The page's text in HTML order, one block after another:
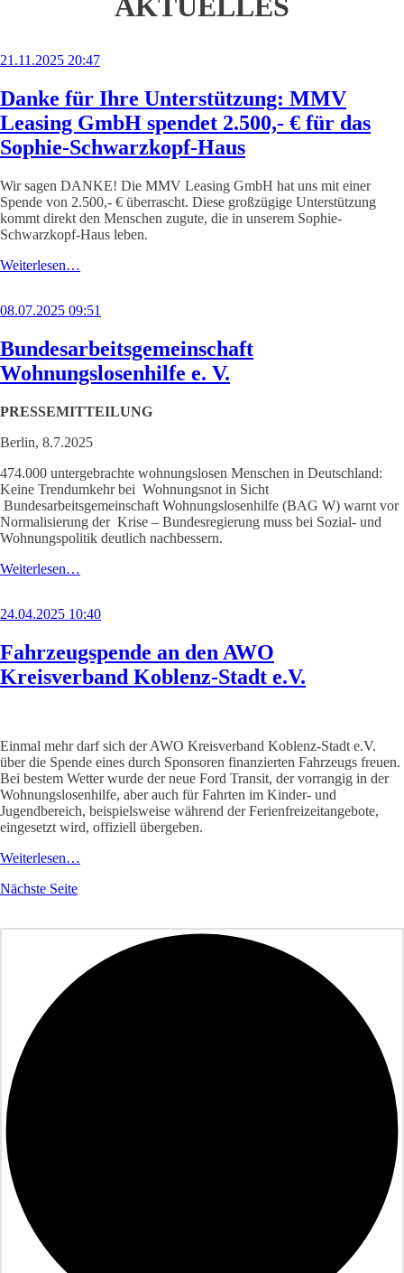
21.11.2025 20:47
Danke für Ihre Unterstützung: MMV
Leasing GmbH spendet 2.500,- € für das
Sophie-Schwarzkopf-Haus
Wir sagen DANKE! Die MMV Leasing GmbH hat uns mit einer
Spende von 2.500,- € überrascht. Diese großzügige Unterstützung
kommt direkt den Menschen zugute, die in unserem Sophie-
Schwarzkopf-Haus leben.
Weiterlesen…
08.07.2025 09:51
Bundesarbeitsgemeinschaft
Wohnungslosenhilfe e. V.
PRESSEMITTEILUNG
Berlin, 8.7.2025
474.000 untergebrachte wohnungslosen Menschen in Deutschland:
Keine Trendumkehr bei Wohnungsnot in Sicht
Bundesarbeitsgemeinschaft Wohnungslosenhilfe (BAG W) warnt vor
Normalisierung der Krise – Bundesregierung muss bei Sozial- und
Wohnungspolitik deutlich nachbessern.
Weiterlesen…
24.04.2025 10:40
Fahrzeugspende an den AWO
Kreisverband Koblenz-Stadt e.V.
Einmal mehr darf sich der AWO Kreisverband Koblenz-Stadt e.V.
über die Spende eines durch Sponsoren finanzierten Fahrzeugs freuen.
Bei bestem Wetter wurde der neue Ford Transit, der vorrangig in der
Wohnungslosenhilfe, aber auch für Fahrten im Kinder- und
Jugendbereich, beispielsweise während der Ferienfreizeitangebote,
eingesetzt wird, offiziell übergeben.
Weiterlesen…
Nächste Seite